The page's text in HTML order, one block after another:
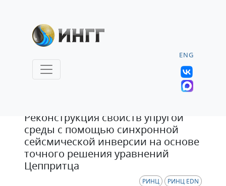
ENG
Реконструкция свойств упругой
среды с помощью синхронной
сейсмической инверсии на основе
точного решения уравнений
Цеппритца
РИНЦ РИНЦ EDN